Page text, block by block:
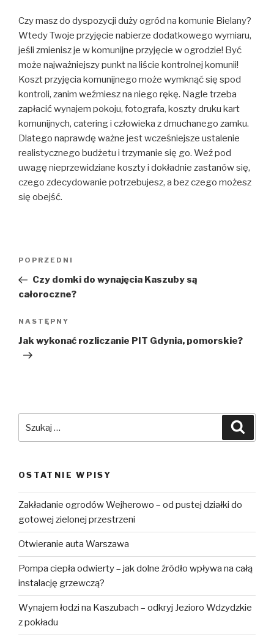
Czy masz do dyspozycji duży ogród na komunie Bielany?
Wtedy Twoje przyjęcie nabierze dodatkowego wymiaru,
jeśli zmienisz je w komunijne przyjęcie w ogrodzie! Być
może najważniejszy punkt na liście kontrolnej komunii!
Koszt przyjęcia komunijnego może wymknąć się spod
kontroli, zanim weźmiesz na niego rękę. Nagle trzeba
zapłacić wynajem pokoju, fotografa, koszty druku kart
komunijnych, catering i człowieka z dmuchanego zamku.
Dlatego naprawdę ważne jest wcześniejsze ustalenie
realistycznego budżetu i trzymanie się go. Weź pod
uwagę nieprzewidziane koszty i dokładnie zastanów się,
czego zdecydowanie potrzebujesz, a bez czego możesz
się obejść.
Nawigacja
Poprzedni
wpis
POPRZEDNI
Czy domki do wynajęcia Kaszuby są
całoroczne?
Następny
wpis
NASTĘPNY
Jak wykonać rozliczanie PIT Gdynia, pomorskie?
OSTATNIE WPISY
Zakładanie ogrodów Wejherowo – od pustej działki do
gotowej zielonej przestrzeni
Otwieranie auta Warszawa
Pompa ciepła odwierty – jak dolne źródło wpływa na całą
instalację grzewczą?
Wynajem łodzi na Kaszubach – odkryj Jezioro Wdzydzkie
z pokładu